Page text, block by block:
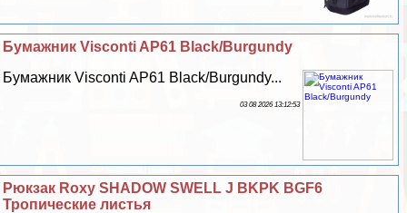
Бумажник Visconti AP61 Black/Burgundy
Бумажник Visconti AP61 Black/Burgundy...
03 08 2026 13:12:53
Рюкзак Roxy SHADOW SWELL J BKPK BGF6
Тропические листья